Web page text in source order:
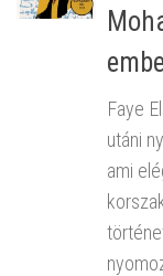
Faye
utáni
ami